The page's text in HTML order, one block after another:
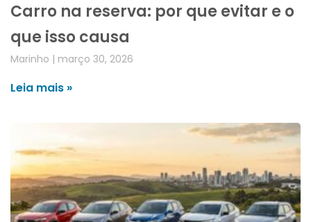
Carro na reserva: por que evitar e o
que isso causa
Marinho março 30, 2026
Leia mais »